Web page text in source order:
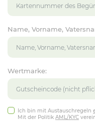
Name, Vorname,
Wertmarke:
Ich bin mit Austauschregeln
Mit der Politik AML/KYC